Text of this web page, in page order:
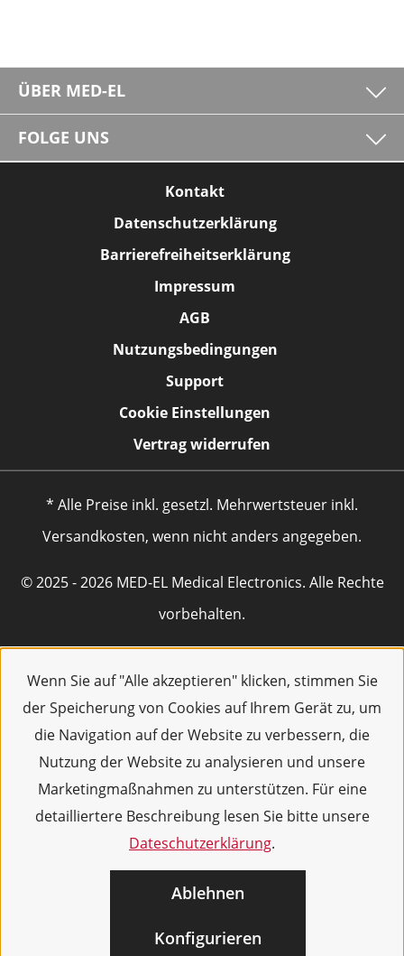
Wenn Sie auf "Alle akzeptieren" klicken, stimmen Sie
der Speicherung von Cookies auf Ihrem Gerät zu, um
die Navigation auf der Website zu verbessern, die
Nutzung der Website zu analysieren und unsere
Marketingmaßnahmen zu unterstützen. Für eine
detailliertere Beschreibung lesen Sie bitte unsere
Dateschutzerklärung.
Ablehnen
Konfigurieren
ÜBER MED-EL
FOLGE UNS
Kontakt
Datenschutzerklärung
Barrierefreiheitserklärung
Impressum
AGB
Nutzungsbedingungen
Support
Cookie Einstellungen
Vertrag widerrufen
* Alle Preise inkl. gesetzl. Mehrwertsteuer inkl.
Versandkosten, wenn nicht anders angegeben.
© 2025 - 2026 MED-EL Medical Electronics. Alle Rechte
vorbehalten.